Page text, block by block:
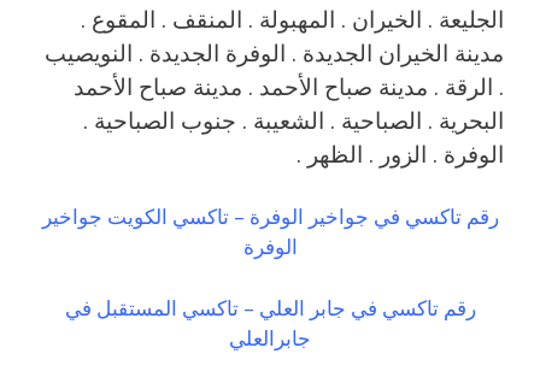
الجليعة . الخيران . المهبولة . المنقف . المقوع .
مدينة الخيران الجديدة . الوفرة الجديدة . النويصيب
. الرقة . مدينة صباح الأحمد . مدينة صباح الأحمد
البحرية . الصباحية . الشعيبة . جنوب الصباحية .
الوفرة . الزور . الظهر .
رقم تاكسي في جواخير الوفرة – تاكسي الكويت جواخير
الوفرة
رقم تاكسي في جابر العلي – تاكسي المستقبل في
جابرالعلي